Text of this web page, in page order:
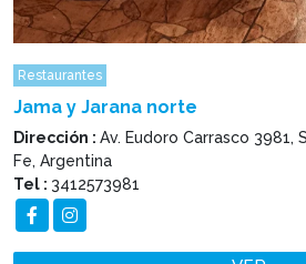
Restaurantes
Jama y Jarana norte
Dirección : Av. Eudoro Carrasco 3981,
Fe, Argentina
Tel : 3412573981